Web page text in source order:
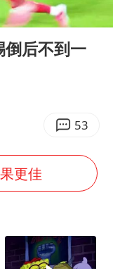
部带头休假
27岁女子成组织卖淫集团主犯被通缉
2球
女子利用漏洞0元薅走3000多件家电
等7号
80后女柜员逆袭成4200亿银行副行长
00:26
后不到一
53
更佳